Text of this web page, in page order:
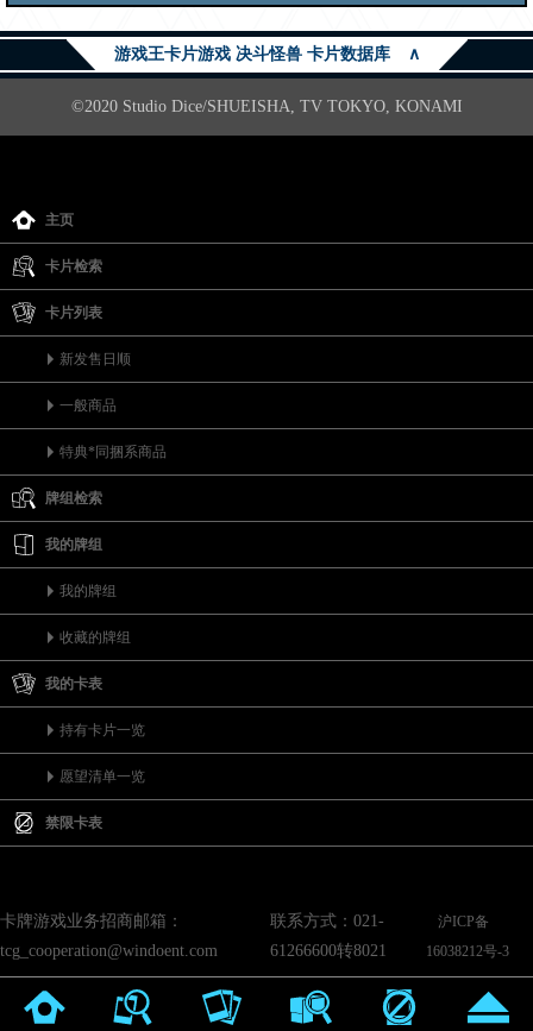
游戏王卡片游戏 决斗怪兽 卡片数据库 ∧
©2020 Studio Dice/SHUEISHA, TV TOKYO, KONAMI
主页
卡片检索
卡片列表
新发售日顺
一般商品
特典*同捆系商品
牌组检索
我的牌组
我的牌组
收藏的牌组
我的卡表
持有卡片一览
愿望清单一览
禁限卡表
卡牌游戏业务招商邮箱：
tcg_cooperation@windoent.com
联系方式：021-
61266600转8021
沪ICP备
16038212号-3